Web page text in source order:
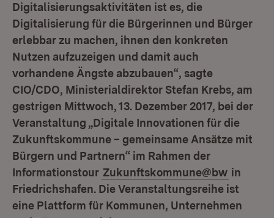
Digitalisierungsaktivitäten ist es, die
Digitalisierung für die Bürgerinnen und Bürger
erlebbar zu machen, ihnen den konkreten
Nutzen aufzuzeigen und damit auch
vorhandene Ängste abzubauen“, sagte
CIO/CDO, Ministerialdirektor Stefan Krebs, am
gestrigen Mittwoch, 13. Dezember 2017, bei der
Veranstaltung „Digitale Innovationen für die
Zukunftskommune – gemeinsame Ansätze mit
Bürgern und Partnern“ im Rahmen der
Informationstour Zukunftskommune@bw in
Friedrichshafen. Die Veranstaltungsreihe ist
eine Plattform für Kommunen, Unternehmen